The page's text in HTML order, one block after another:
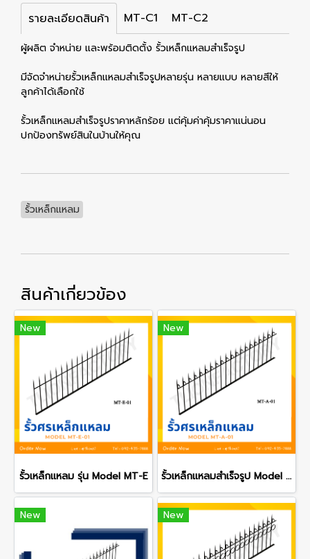
รายละเอียดสินค้า MT-C1 MT-C2
ผู้ผลิต จำหน่าย และพร้อมติดตั้ง รั้วเหล็กแหลมสำเร็จรูป
มีจัดจำหน่ายรั้วเหล็กแหลมสำเร็จรูปหลายรุ่น หลายแบบ หลายสีให้
ลูกค้าได้เลือกใช้
รั้วเหล็กแหลมสำเร็จรูปราคาหลักร้อย แต่คุ้มค่าคุ้มราคาแน่นอน
ปกป้องทรัพย์สินในบ้านให้คุณ
รั้วเหล็กแหลม
สินค้าเกี่ยวข้อง
New
รั้วเหล็กแหลม รุ่น Model MT-E
New
รั้วเหล็กแหลมสำเร็จรูป Model MT-A
New New